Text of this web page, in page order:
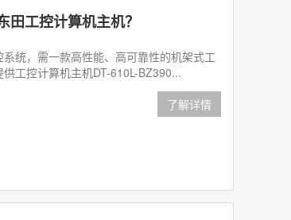
工控计算机主机？
统，需一款高性能、高可靠性的机架式工
工控计算机主机DT-610L-BZ390...
了解详情